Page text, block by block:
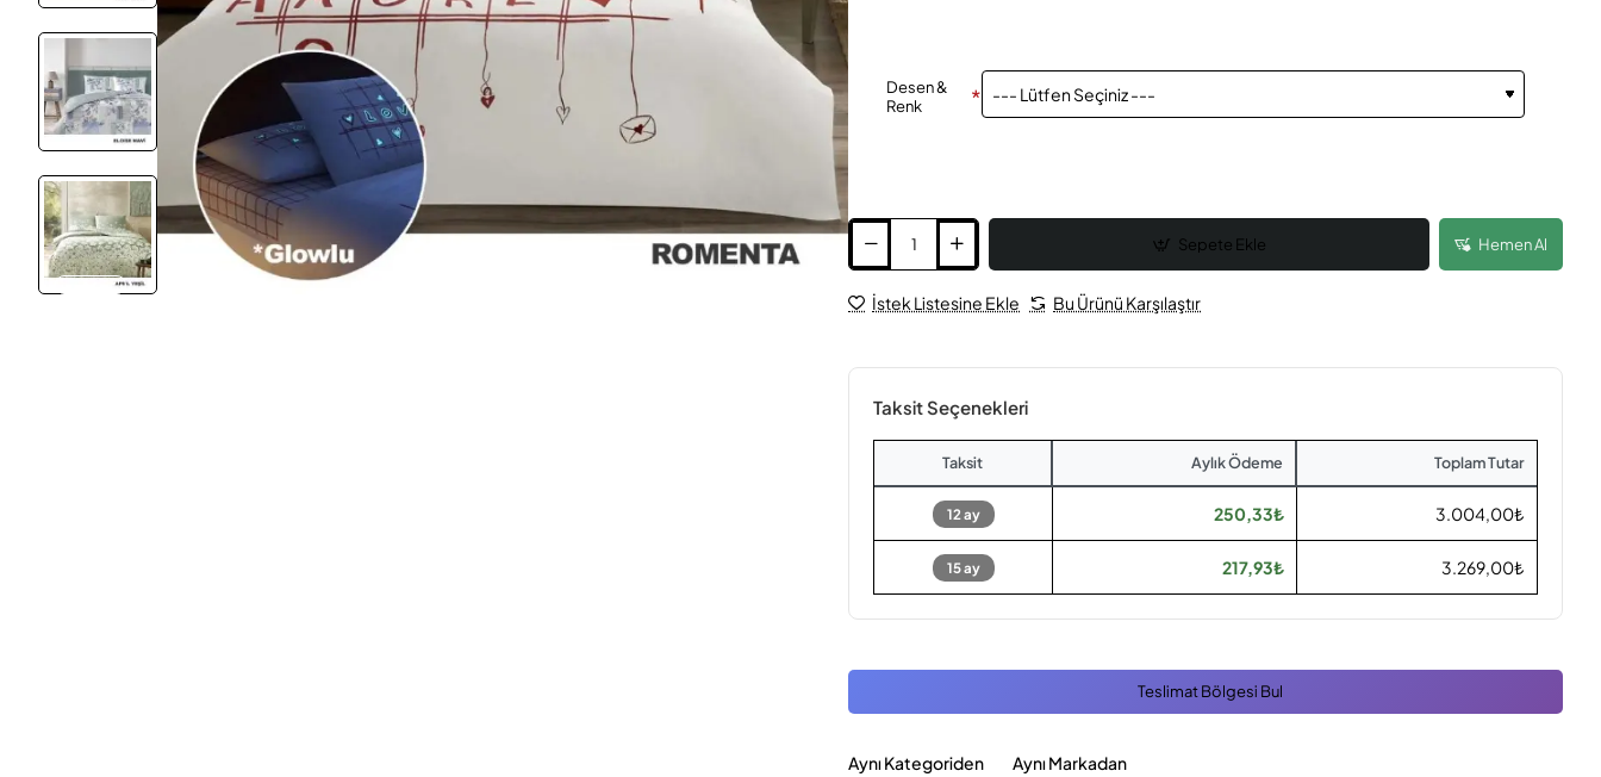
Desen &
Renk
Sepete Ekle Hemen Al
İstek Listesine Ekle Bu Ürünü Karşılaştır
Taksit Seçenekleri
Taksit Aylık Ödeme Toplam Tutar
12 ay 250,33₺ 3.004,00₺
15 ay 217,93₺ 3.269,00₺
Teslimat Bölgesi Bul
Aynı Kategoriden Aynı Markadan